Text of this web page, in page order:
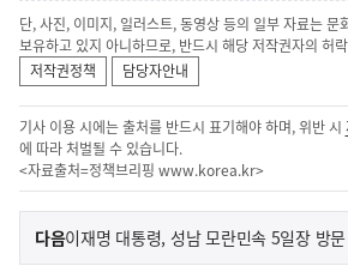
단, 사진, 이미지, 일러스트, 동영상 등의 일부 자료는 문
보유하고 있지 아니하므로, 반드시 해당 저작권자의 허
저작권정책
담당자안내
기사 이용 시에는 출처를 반드시 표기해야 하며, 위반 시
에 따라 처벌될 수 있습니다.
<자료출처=정책브리핑 www.korea.kr>
이다음기
사